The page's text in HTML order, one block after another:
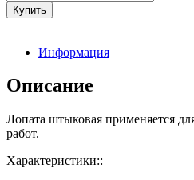
Информация
Описание
Лопата штыковая применяется
работ.
Характеристики::